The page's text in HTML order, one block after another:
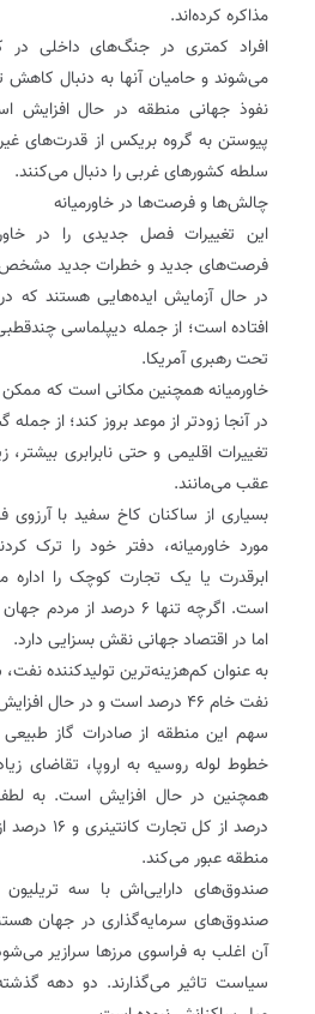
مذاکره کرده‌اند.
افراد کمتری در جنگ‌های داخلی در
می‌شوند و حامیان آنها به دنبال کاهش
نفوذ جهانی منطقه در حال
پیوستن به گروه بریکس از قدرت‌های
سلطه کشورهای غربی را دنبال می‌کنند.
چالش‌ها و فرصت‌ها در خاورمیانه
این تغییرات فصل جدیدی را در
فرصت‌های جدید و خطرات جدید مشخص
در حال آزمایش ایده‌هایی هستند که
تحت رهبری آمریکا.
در آنجا زودتر از موعد بروز کند؛ از
تغییرات اقلیمی و حتی نابرابری
عقب می‌مانند.
بسیاری از ساکنان کاخ سفید با
مورد خاورمیانه، دفتر خود را ترک
ابرقدرت یا یک تجارت کوچک را
است. اگرچه تنها ۶ درصد
اما در اقتصاد جهانی نقش بسزایی دارد.
به عنوان کم‌هزینه‌ترین تولیدکننده
نفت خام ۴۶ درصد است و در حال افزایش است.
سهم این منطقه از صادرات گاز طبیعی
درصد از کل
منطقه عبور می‌کند.
صندوق‌های دارایی‌اش با سه تریلیون
صندوق‌های سرمایه‌گذاری در جهان
آن اغلب به فراسوی مرزها سرازیر
سیاست تاثیر می‌گذارند. دو دهه